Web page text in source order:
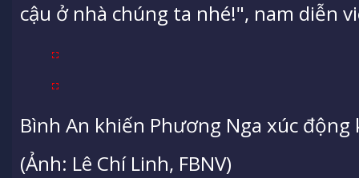
cậu ở nhà chúng ta nhé!", nam diễn
Bình An khiến Phương Nga xúc
(Ảnh: Lê Chí Linh, FBNV)